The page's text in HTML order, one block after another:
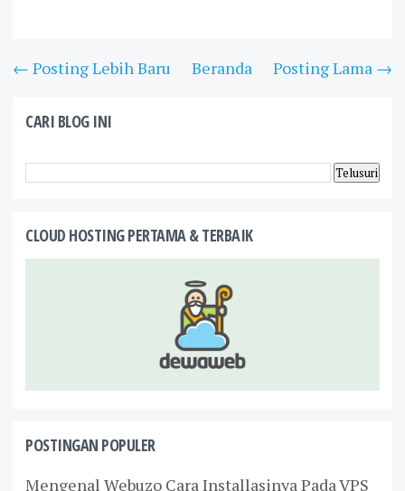
← Posting Lebih Baru Posting Lama →
Beranda
CARI BLOG INI
CLOUD HOSTING PERTAMA & TERBAIK
POSTINGAN POPULER
Mengenal Webuzo Cara Installasinya Pada VPS